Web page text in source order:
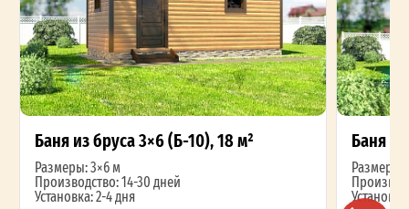
Баня из бруса 3×6 (Б-10), 18 м²
Размеры: 3×6 м
Производство: 14-30 дней
Установка: 2-4 дня
Баня
Размеры: